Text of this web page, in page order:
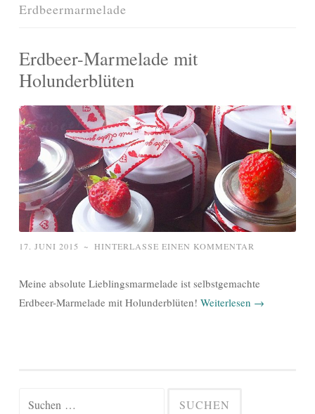
Erdbeermarmelade
Erdbeer-Marmelade mit
Holunderblüten
17. JUNI 2015 ~ HINTERLASSE EINEN KOMMENTAR
Meine absolute Lieblingsmarmelade ist selbstgemachte
Erdbeer-Marmelade mit Holunderblüten! Weiterlesen →
Suchen